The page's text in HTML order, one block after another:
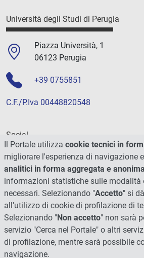
Università degli Studi di Perugia
Piazza Università, 1
06123 Perugia
+39 0755851
C.F./P.Iva 00448820548
Social
Il Portale utilizza cookie tecnici in
migliorare l'esperienza di navigazione e
analitici in forma aggregata e anonima
informazioni statistiche sulle modalità
necessari. Selezionando "Accetto" si
all'utilizzo di cookie di profilazione di
Selezionando "Non accetto" non sarà
servizio "Cerca nel Portale" o altri
di profilazione, mentre sarà possibile
navigazione.